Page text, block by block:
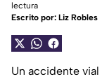
lectura
Escrito por: Liz Robles
Un accidente